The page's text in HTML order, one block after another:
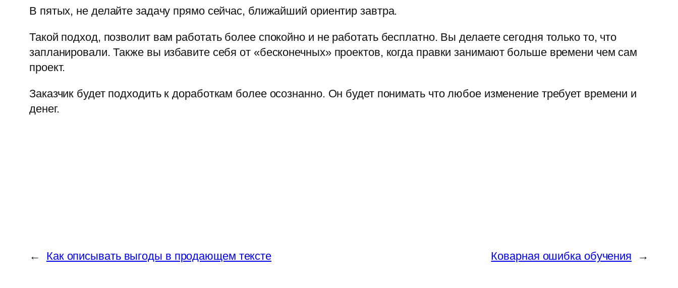
В пятых, не делайте задачу прямо сейчас, ближайший ориентир завтра.
Такой подход, позволит вам работать более спокойно и не работать бесплатно. Вы делаете сегодня только то, что
запланировали. Также вы избавите себя от «бесконечных» проектов, когда правки занимают больше времени чем сам
проект.
Заказчик будет подходить к доработкам более осознанно. Он будет понимать что любое изменение требует времени и
денег.
← Как описывать выгоды в продающем тексте Коварная ошибка обучения →